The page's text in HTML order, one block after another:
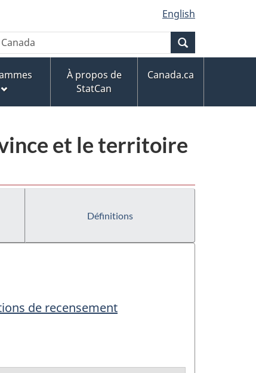
English
À propos de
StatCan
Canada.ca
et le territoire
Définitions
de recensement